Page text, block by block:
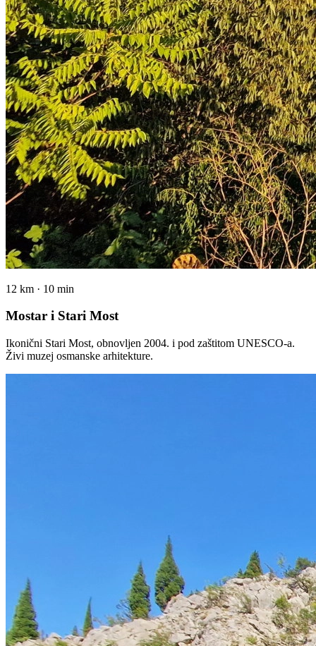
12 km · 10 min
Mostar i Stari Most
Ikonični Stari Most, obnovljen 2004. i pod zaštitom UNESCO-a.
Živi muzej osmanske arhitekture.